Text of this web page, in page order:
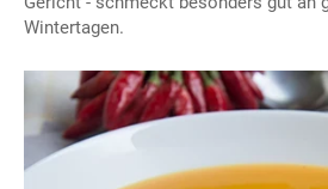
Wintertagen.